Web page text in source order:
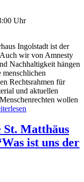
Uhr
Ingolstadt ist der
wir von Amnesty
Nachhaltigkeit hängen
menschlichen
Rechtsrahmen für
und aktuellen
wollen
Matthäus
ist uns der